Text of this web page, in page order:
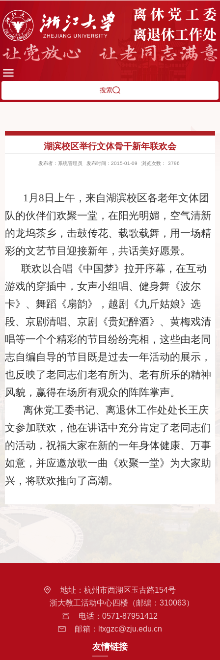
搜索
湖滨校区举行文体骨干新年联欢会
发布者：系统管理员 发布时间：2015-01-09 浏览次数： 3796
1月8日上午，来自湖滨校区各老年文体团
队的伙伴们欢聚一堂，在阳光明媚，空气清新
的龙坞茶乡，击鼓传花、载歌载舞，用一场精
彩的文艺节目迎接新年，共话美好愿景。
联欢以合唱《中国梦》拉开序幕，在互动
游戏的穿插中，女声小组唱、健身舞《波尔
卡》、舞蹈《扇韵》，越剧《九斤姑娘》选
段、京剧清唱、京剧《贵妃醉酒》、黄梅戏清
唱等一个个精彩的节目纷纷亮相，这些由老同
志自编自导的节目既是过去一年活动的展示，
也反映了老同志们老有所为、老有所乐的精神
风貌，赢得在场所有观众的阵阵掌声。
离休党工委书记、离退休工作处处长王庆
文参加联欢，他在讲话中充分肯定了老同志们
的活动，祝福大家在新的一年身体健康、万事
如意，并应邀放歌一曲《欢聚一堂》为大家助
兴，将联欢推向了高潮。
地址：杭州市西湖区玉古路154号
浙大教工活动中心四楼（邮编：310063）
电话：0571-87951412
邮箱：
ltxgzc@zju.edu.cn
友情链接